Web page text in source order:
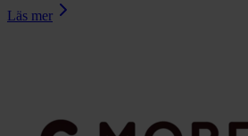
Läs mer